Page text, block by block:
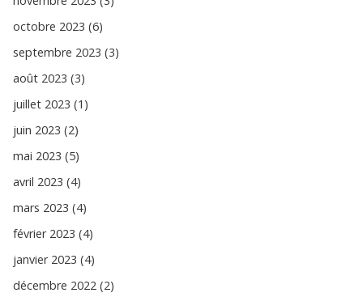
octobre 2023 (6)
septembre 2023 (3)
août 2023 (3)
juillet 2023 (1)
juin 2023 (2)
mai 2023 (5)
avril 2023 (4)
mars 2023 (4)
février 2023 (4)
janvier 2023 (4)
décembre 2022 (2)